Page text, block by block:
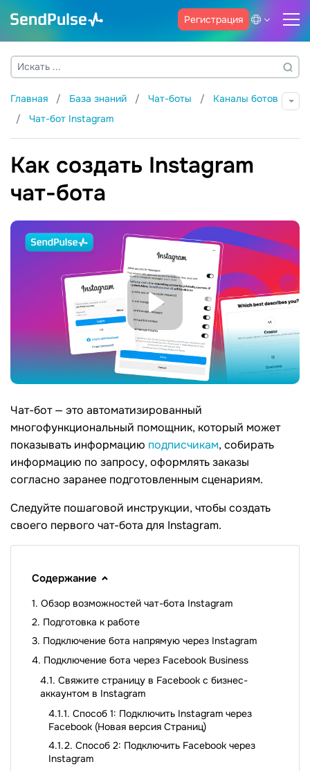
Регистрация
Главная База знаний Чат-боты
Каналы ботов
Чат-бот Instagram
Как создать Instagram
чат-бота
Чат-бот — это автоматизированный
многофункциональный помощник, который может
показывать информацию подписчикам, собирать
информацию по запросу, оформлять заказы
согласно заранее подготовленным сценариям.
Следуйте пошаговой инструкции, чтобы создать
своего первого чат-бота для Instagram.
Содержание
Обзор возможностей чат-бота Instagram
Подготовка к работе
Подключение бота напрямую через Instagram
Подключение бота через Facebook Business
Свяжите страницу в Facebook с бизнес-
аккаунтом в Instagram
Способ 1: Подключить Instagram через
Facebook (Новая версия Страниц)
Способ 2: Подключить Facebook через
Instagram